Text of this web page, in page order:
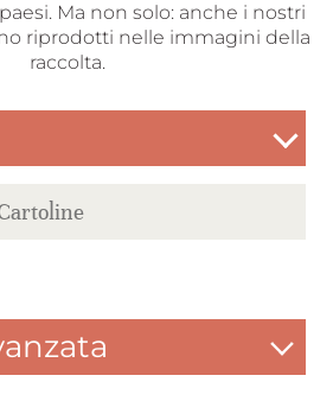
Ma non solo: anche i nostri
riprodotti nelle immagini della
raccolta.